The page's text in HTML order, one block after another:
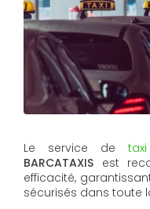
Le service de
BARCATAXIS est
efficacité,
sécurisés dans toute